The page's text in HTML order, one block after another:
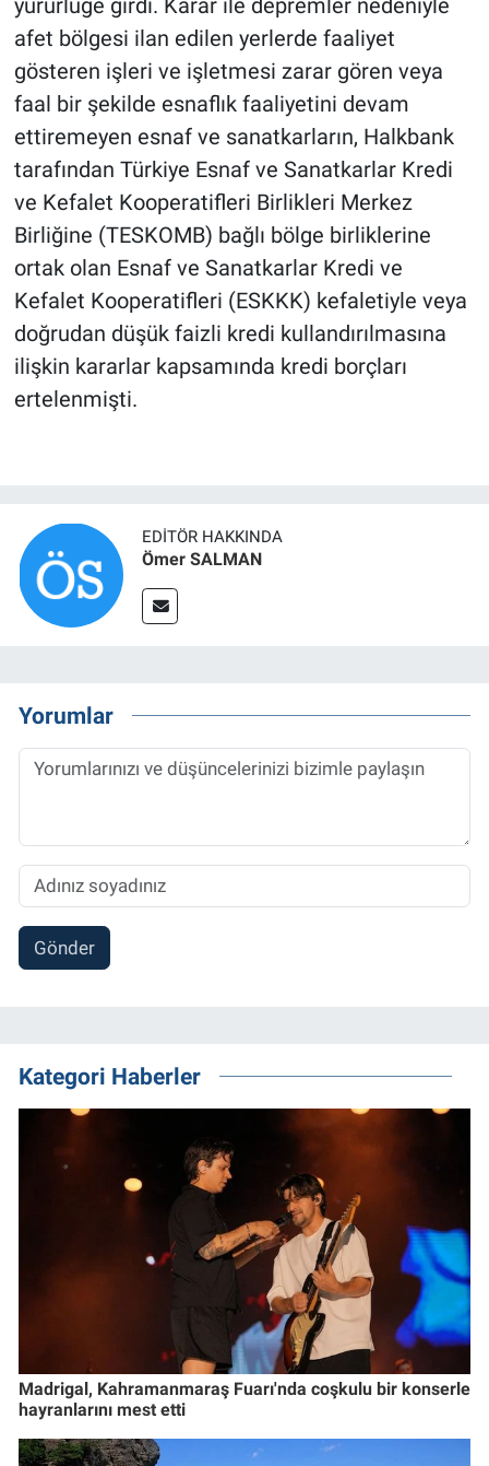
yürürlüğe girdi. Karar ile depremler nedeniyle
afet bölgesi ilan edilen yerlerde faaliyet
gösteren işleri ve işletmesi zarar gören veya
faal bir şekilde esnaflık faaliyetini devam
ettiremeyen esnaf ve sanatkarların, Halkbank
tarafından Türkiye Esnaf ve Sanatkarlar Kredi
ve Kefalet Kooperatifleri Birlikleri Merkez
Birliğine (TESKOMB) bağlı bölge birliklerine
ortak olan Esnaf ve Sanatkarlar Kredi ve
Kefalet Kooperatifleri (ESKKK) kefaletiyle veya
doğrudan düşük faizli kredi kullandırılmasına
ilişkin kararlar kapsamında kredi borçları
ertelenmişti.
EDITÖR HAKKINDA
Ömer SALMAN
Yorumlar
Gönder
Kategori Haberler
Madrigal, Kahramanmaraş Fuarı'nda coşkulu bir konserle
hayranlarını mest etti
BİLİM VE TEKNOLOJİ
Güvenlik
Bölge